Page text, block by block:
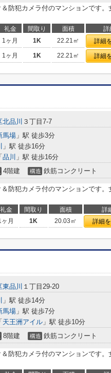
防犯カメラ付のマンションです
礼金 間取り 面積 詳
1ヶ月 1K 22.21㎡ 詳細
1ヶ月 1K 22.21㎡ 詳細
北品川 ３丁目7-7
馬場 」駅 徒歩3分
」駅 徒歩16分
「 品川 」駅 徒歩16分
4階建 構造 鉄筋コンクリート
防犯カメラ付のマンションです
礼金 間取り 面積 詳
ヶ月 1K 20.03㎡ 詳細
東品川 １丁目29-20
」駅 徒歩14分
馬場 」駅 徒歩7分
「 天王洲アイル 」駅 徒歩10分
8階建 構造 鉄筋コンクリート
防犯カメラ付のマンションです